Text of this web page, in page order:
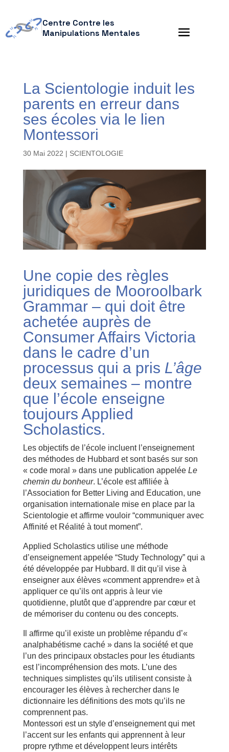
Centre Contre les
Manipulations Mentales
La Scientologie induit les
parents en erreur dans
ses écoles via le lien
Montessori
30 Mai 2022 | SCIENTOLOGIE
Une copie des règles
juridiques de Mooroolbark
Grammar – qui doit être
achetée auprès de
Consumer Affairs Victoria
dans le cadre d’un
processus qui a pris L’âge
deux semaines – montre
que l’école enseigne
toujours Applied
Scholastics.
Les objectifs de l’école incluent l’enseignement
des méthodes de Hubbard et sont basés sur son
« code moral » dans une publication appelée Le
chemin du bonheur. L’école est affiliée à
l’Association for Better Living and Education, une
organisation internationale mise en place par la
Scientologie et affirme vouloir “communiquer avec
Affinité et Réalité à tout moment”.
Applied Scholastics utilise une méthode
d’enseignement appelée “Study Technology” qui a
été développée par Hubbard. Il dit qu’il vise à
enseigner aux élèves «comment apprendre» et à
appliquer ce qu’ils ont appris à leur vie
quotidienne, plutôt que d’apprendre par cœur et
de mémoriser du contenu ou des concepts.
Il affirme qu’il existe un problème répandu d’«
analphabétisme caché » dans la société et que
l’un des principaux obstacles pour les étudiants
est l’incompréhension des mots. L’une des
techniques simplistes qu’ils utilisent consiste à
encourager les élèves à rechercher dans le
dictionnaire les définitions des mots qu’ils ne
comprennent pas.
Montessori est un style d’enseignement qui met
l’accent sur les enfants qui apprennent à leur
propre rythme et développent leurs intérêts